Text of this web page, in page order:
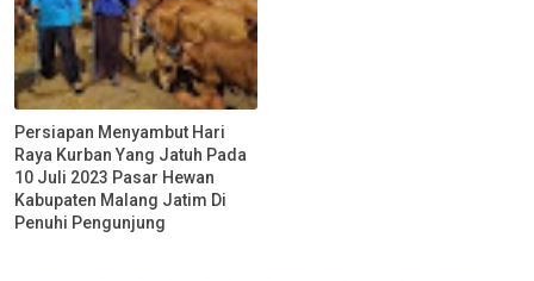
Persiapan Menyambut Hari
Raya Kurban Yang Jatuh Pada
10 Juli 2023 Pasar Hewan
Kabupaten Malang Jatim Di
Penuhi Pengunjung